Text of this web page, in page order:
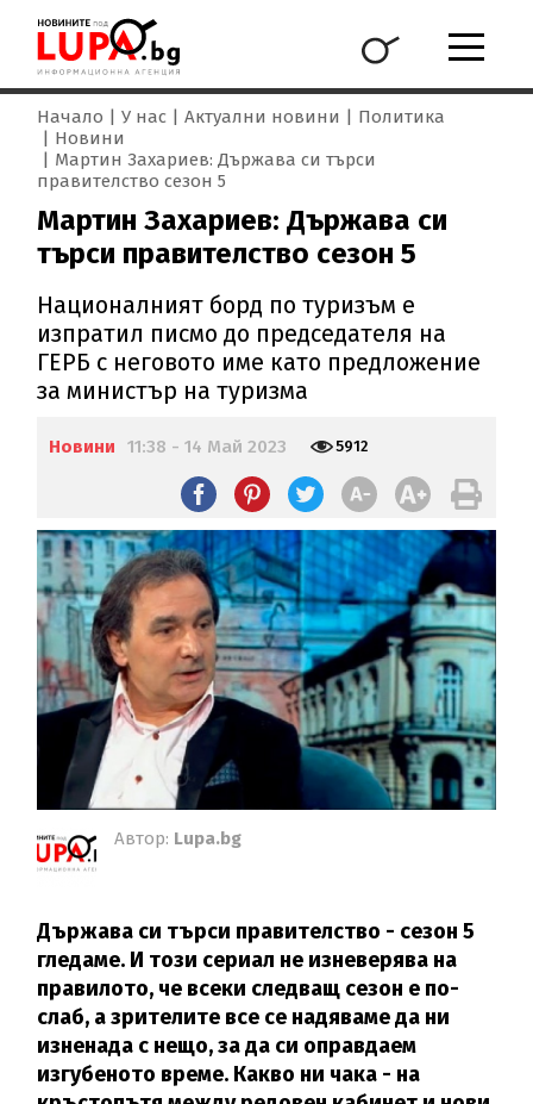
Начало У нас Актуални новини
Политика
Новини
Мартин Захариев: Държава си търси
правителство сезон 5
Мартин Захариев: Държава си
търси правителство сезон 5
Националният борд по туризъм е
изпратил писмо до председателя на
ГЕРБ с неговото име като предложение
за министър на туризма
Новини 11:38 - 14 Май 2023 5912
Автор: Lupa.bg
Държава си търси правителство - сезон 5
гледаме. И този сериал не изневерява на
правилото, че всеки следващ сезон е по-
слаб, а зрителите все се надяваме да ни
изненада с нещо, за да си оправдаем
изгубеното време. Какво ни чака - на